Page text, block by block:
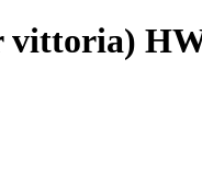
vittoria)